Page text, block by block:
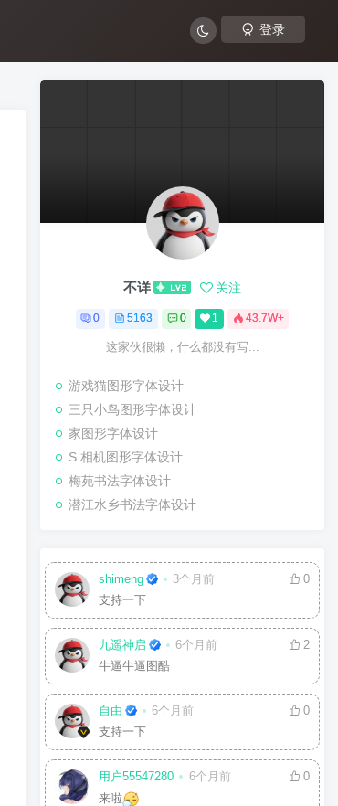
登录
不详 关注
0 5163 0 1 43.7W+
这家伙很懒，什么都没有写...
游戏猫图形字体设计
三只小鸟图形字体设计
家图形字体设计
S 相机图形字体设计
梅苑书法字体设计
潜江水乡书法字体设计
shimeng 3个月前
0
支持一下
九遥神启 6个月前
2
牛逼牛逼图酷
自由 6个月前
0
支持一下
用户55547280 6个月前
0
来啦